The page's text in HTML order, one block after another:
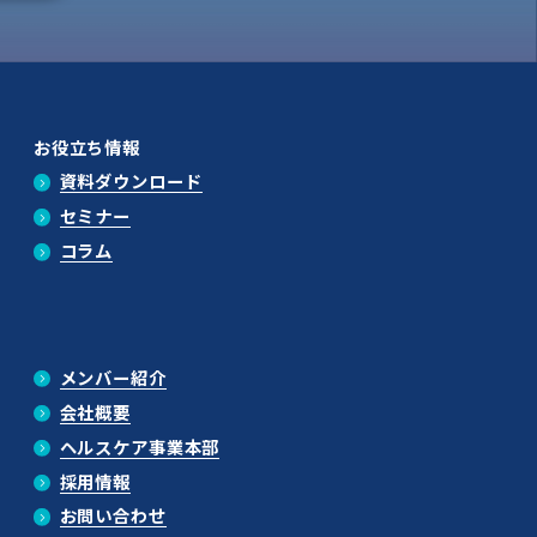
お役立ち情報
資料ダウンロード
セミナー
コラム
メンバー紹介
会社概要
ヘルスケア事業本部
採用情報
お問い合わせ